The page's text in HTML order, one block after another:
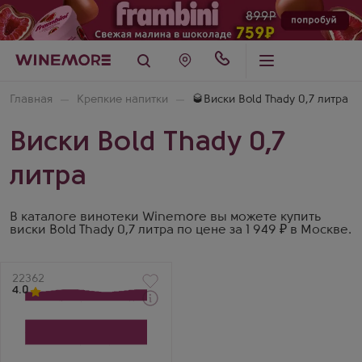
Главная Крепкие напитки 🥃Виски Bold Thady 0,7 литра
Виски Bold Thady 0,7
литра
В каталоге винотеки Winemore вы можете купить
виски Bold Thady 0,7 литра по цене за 1 949 ₽ в Москве.
Артикул
22362
4.0
Производитель